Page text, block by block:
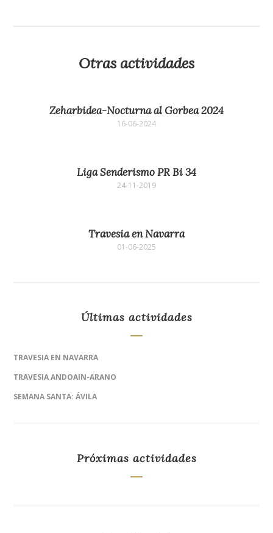
Otras actividades
Zeharbidea-Nocturna al Gorbea 2024
16-06-2024
Liga Senderismo PR Bi 34
24-11-2019
Travesia en Navarra
01-06-2025
Últimas actividades
TRAVESIA EN NAVARRA
TRAVESIA ANDOAIN-ARANO
SEMANA SANTA: ÁVILA
Próximas actividades